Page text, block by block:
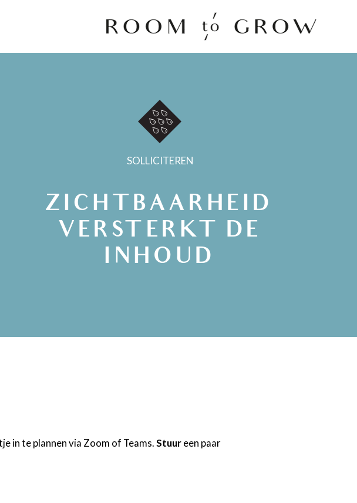
SOLLICITEREN
ZICHTBAARHEID
VERSTERKT DE
INHOUD
in te plannen via Zoom of Teams.Stuureen paar